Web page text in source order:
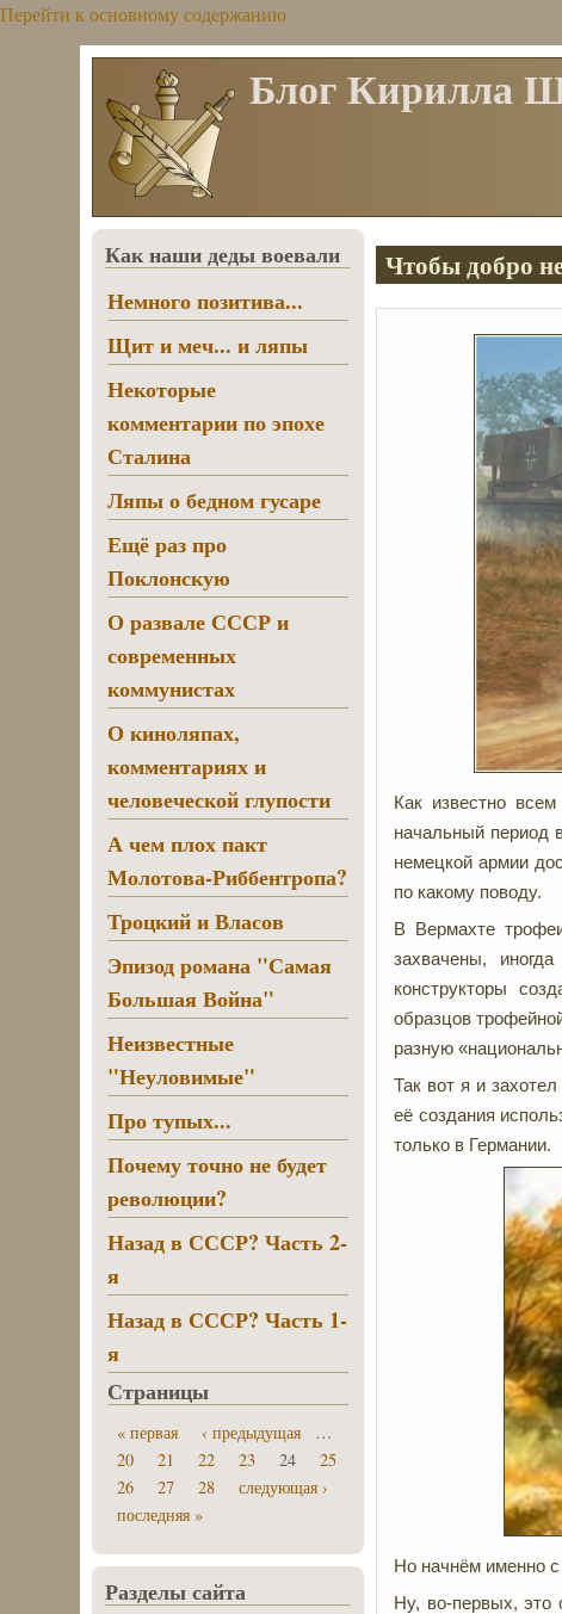
Перейти к основному содержанию
Блог Кирилла
Чтобы добро
Как известно
начальный период
немецкой армии
по какому поводу.
В Вермахте
захвачены,
конструкторы
образцов
разную
Так вот я и
её создания
только в Германии.
Но начнём именно
Ну, во-первых, это
Как наши деды воевали
Немного позитива...
Щит и меч... и ляпы
Некоторые
комментарии по эпохе
Сталина
Ляпы о бедном гусаре
Ещё раз про
Поклонскую
О развале СССР и
современных
коммунистах
О киноляпах,
комментариях и
человеческой глупости
А чем плох пакт
Молотова-Риббентропа?
Троцкий и Власов
Эпизод романа "Самая
Большая Война"
Неизвестные
"Неуловимые"
Про тупых...
Почему точно не будет
революции?
Назад в СССР? Часть 2-
я
Назад в СССР? Часть 1-
я
Страницы
« первая ‹ предыдущая
…
20
21 22 23 24
25
26
27 28
следующая ›
последняя »
Разделы сайта